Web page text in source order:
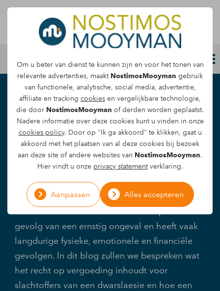
Om u beter van dienst te kunnen zijn en voor het tonen van
relevante advertenties, maakt NostimosMooyman gebruik
van functionele, analytische, social media, advertentie,
affiliate en tracking cookies en vergelijkbare technologie,
die door NostimosMooyman of derden worden geplaatst.
Nadere informatie over deze cookies kunt u vinden in onze
cookies policy. Door op "Ik ga akkoord" te klikken, gaat u
akkoord met het plaatsen van al deze cookies bij bezoek
aan deze site of andere websites van NostimosMooyman.
Hier vindt u onze privacy statementverklaring.
Aanpassen Alles accepteren
Letselschade melden
Het recht op
vergoeding na een
dwarslaesie door een
ongeval
Een dwarslaesie is een verwoestende
verwonding die het leven van een persoon
gevolg van een ernstig ongeval en heeft vaak
langdurige fysieke, emotionele en financiële
gevolgen. In dit blog zullen we bespreken wat
het recht op vergoeding inhoudt voor
slachtoffers van een dwarslaesie en hoe een